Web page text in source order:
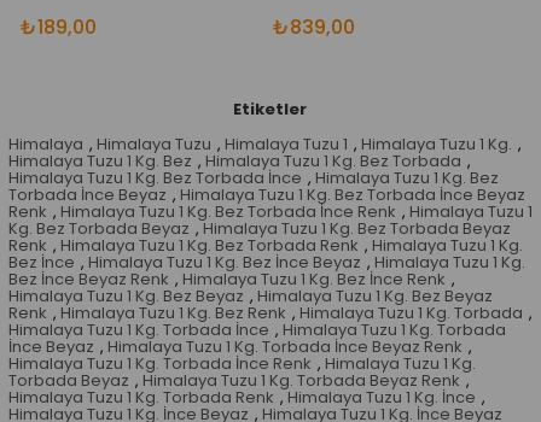
₺189,00 ₺839,00
Etiketler
Himalaya , Himalaya Tuzu , Himalaya Tuzu 1 , Himalaya Tuzu 1 Kg. ,
Himalaya Tuzu 1 Kg. Bez , Himalaya Tuzu 1 Kg. Bez Torbada ,
Himalaya Tuzu 1 Kg. Bez Torbada İnce , Himalaya Tuzu 1 Kg. Bez
Torbada İnce Beyaz , Himalaya Tuzu 1 Kg. Bez Torbada İnce Beyaz
Renk , Himalaya Tuzu 1 Kg. Bez Torbada İnce Renk , Himalaya Tuzu 1
Kg. Bez Torbada Beyaz ,Himalaya Tuzu 1 Kg. Bez Torbada Beyaz
Renk , Himalaya Tuzu 1 Kg. Bez Torbada Renk , Himalaya Tuzu 1 Kg.
Bez İnce , Himalaya Tuzu 1 Kg. Bez İnce Beyaz , Himalaya Tuzu 1 Kg.
Bez İnce Beyaz Renk , Himalaya Tuzu 1 Kg. Bez İnce Renk ,
Himalaya Tuzu 1 Kg. Bez Beyaz , Himalaya Tuzu 1 Kg. Bez Beyaz
Renk , Himalaya Tuzu 1 Kg. Bez Renk , Himalaya Tuzu 1 Kg. Torbada ,
Himalaya Tuzu 1 Kg. Torbada İnce , Himalaya Tuzu 1 Kg. Torbada
İnce Beyaz , Himalaya Tuzu 1 Kg. Torbada İnce Beyaz Renk ,
Himalaya Tuzu 1 Kg. Torbada İnce Renk , Himalaya Tuzu 1 Kg.
Torbada Beyaz , Himalaya Tuzu 1 Kg. Torbada Beyaz Renk ,
Himalaya Tuzu 1 Kg. Torbada Renk ,Himalaya Tuzu 1 Kg. İnce ,
Himalaya Tuzu 1 Kg. İnce Beyaz , Himalaya Tuzu 1 Kg. İnce Beyaz